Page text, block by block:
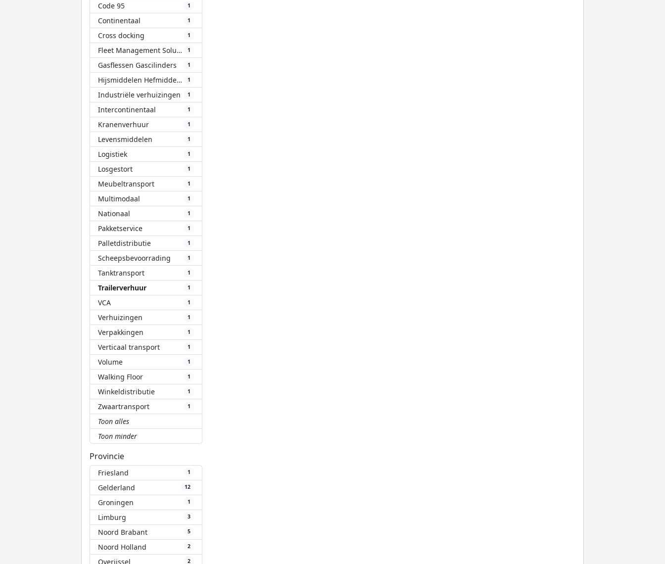
Code 95 1
Continentaal 1
Cross docking 1
Fleet Management Solutions (FMS) 1
Gasflessen Gascilinders 1
Hijsmiddelen Hefmiddelen 1
Industriële verhuizingen 1
Intercontinentaal 1
Kranenverhuur 1
Levensmiddelen 1
Logistiek 1
Losgestort 1
Meubeltransport 1
Multimodaal 1
Nationaal 1
Pakketservice 1
Palletdistributie 1
Scheepsbevoorrading 1
Tanktransport 1
Trailerverhuur 1
VCA 1
Verhuizingen 1
Verpakkingen 1
Verticaal transport 1
Volume 1
Walking Floor 1
Winkeldistributie 1
Zwaartransport 1
Toon alles
Toon minder
Provincie
Friesland 1
Gelderland 12
Groningen 1
Limburg 3
Noord Brabant 5
Noord Holland 2
Overijssel 2